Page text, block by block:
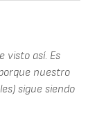
visto así. Es
nuestro
sigue siendo